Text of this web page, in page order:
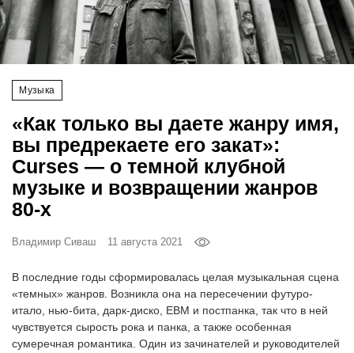
Музыка
«Как только вы даете жанру имя,
вы предрекаете его закат»:
Curses — о темной клубной
музыке и возвращении жанров
80-х
Владимир Сиваш 11 августа 2021
В последние годы сформировалась целая музыкальная сцена
«темных» жанров. Возникла она на пересечении футуро-
итало, нью-бита, дарк-диско, EBM и постпанка, так что в ней
чувствуется сырость рока и панка, а также особенная
сумеречная романтика. Один из зачинателей и руководителей